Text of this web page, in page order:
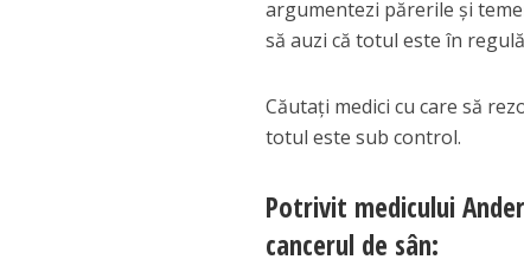
argumentezi părerile și
să auzi că totul este în
Căutați medici cu care să
totul este sub control.
Potrivit medicului
cancerul de sân: